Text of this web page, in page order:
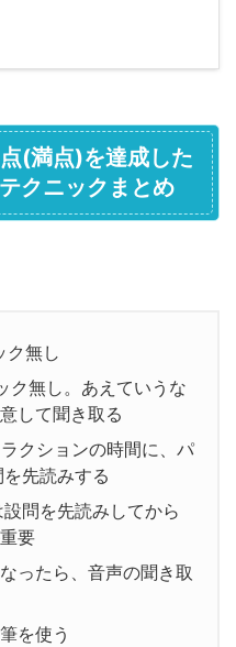
(満点)を達成した
クニックまとめ
ク無し
ク無し。あえていうな
して聞き取る
クションの時間に、パ
先読みする
問を先読みしてから
要
ったら、音声の聞き取
を使う